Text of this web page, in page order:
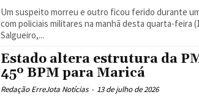
Um suspeito morreu e outro ficou ferido durante
com policiais militares na manhã desta quarta-feira
Salgueiro,...
Estado altera estrutura da
45º BPM para Maricá
Redação ErreJota Notícias - 13 de julho de 2026